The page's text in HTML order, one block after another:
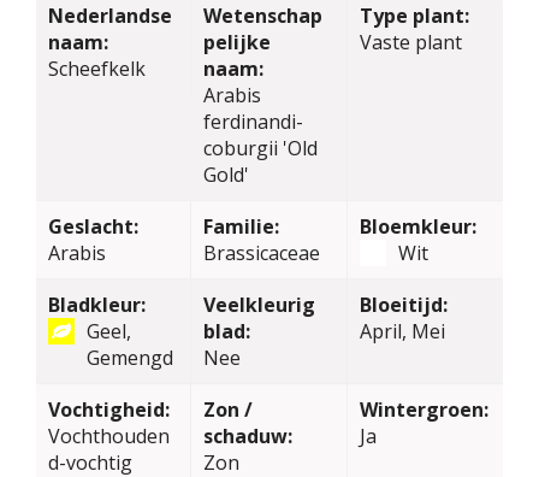
Nederlandse
naam:
Scheefkelk
Wetenschap
pelijke
naam:
Arabis
ferdinandi-
coburgii 'Old
Gold'
Type plant:
Vaste plant
Geslacht:
Arabis
Familie:
Brassicaceae
Bloemkleur:
Wit
Bladkleur:
Geel,
Gemengd
Veelkleurig
blad:
Nee
Bloeitijd:
April, Mei
Vochtigheid:
Vochthouden
d-vochtig
Zon /
schaduw:
Zon
Wintergroen:
Ja